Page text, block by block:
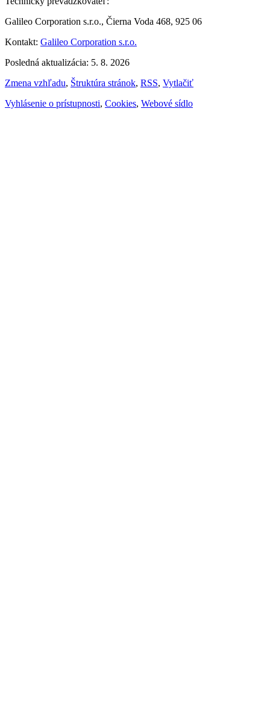
Galileo Corporation s.r.o., Čierna Voda 468, 925 06
Kontakt: Galileo Corporation s.r.o.
Posledná aktualizácia: 5. 8. 2026
Zmena vzhľadu, Štruktúra stránok, RSS, Vytlačiť
Vyhlásenie o prístupnosti, Cookies, Webové sídlo